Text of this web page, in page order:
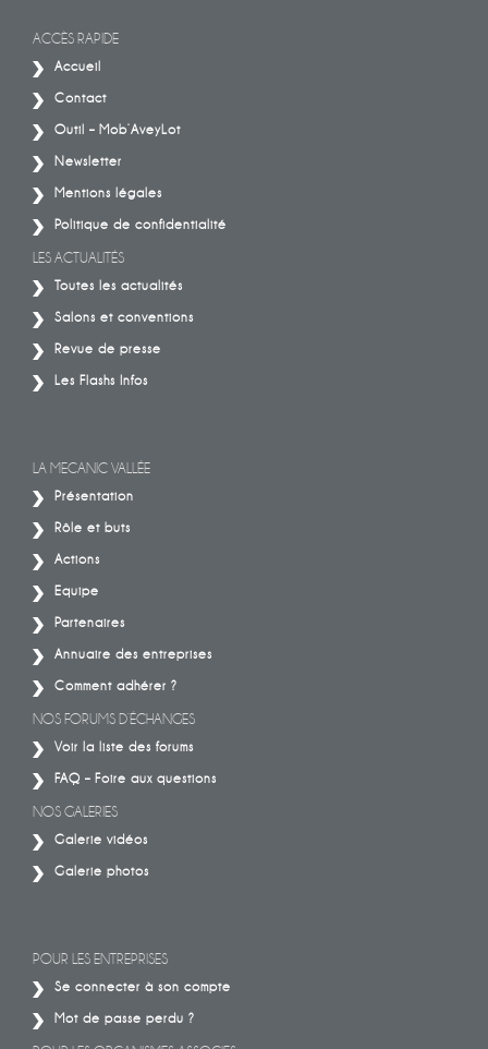
ACCÈS RAPIDE
Accueil
Contact
Outil – Mob’AveyLot
Newsletter
Mentions légales
Politique de confidentialité
LES ACTUALITÉS
Toutes les actualités
Salons et conventions
Revue de presse
Les Flashs Infos
LA MECANIC VALLÉE
Présentation
Rôle et buts
Actions
Equipe
Partenaires
Annuaire des entreprises
Comment adhérer ?
NOS FORUMS D’ÉCHANGES
Voir la liste des forums
FAQ – Foire aux questions
NOS GALERIES
Galerie vidéos
Galerie photos
POUR LES ENTREPRISES
Se connecter à son compte
Mot de passe perdu ?